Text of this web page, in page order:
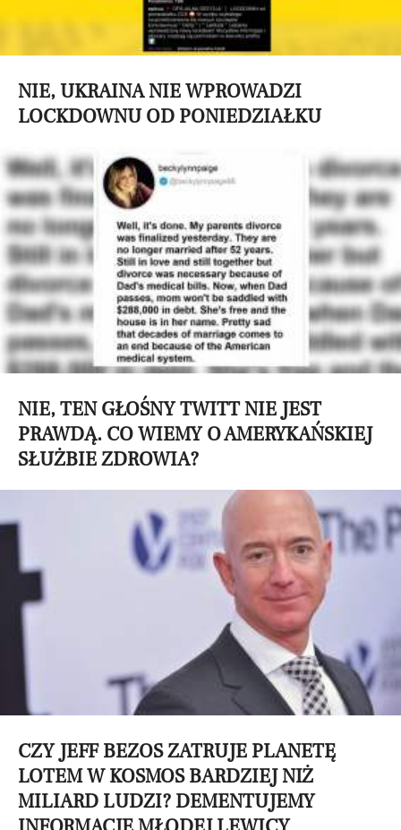
NIE, UKRAINA NIE WPROWADZI
LOCKDOWNU OD PONIEDZIAŁKU
NIE, TEN GŁOŚNY TWITT NIE JEST
PRAWDĄ. CO WIEMY O AMERYKAŃSKIEJ
SŁUŻBIE ZDROWIA?
CZY JEFF BEZOS ZATRUJE PLANETĘ
LOTEM W KOSMOS BARDZIEJ NIŻ
MILIARD LUDZI? DEMENTUJEMY